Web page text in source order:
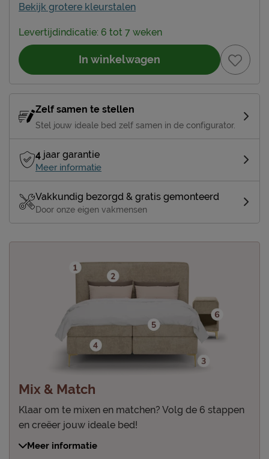
Bekijk grotere kleurstalen
Levertijdindicatie: 6 tot 7 weken
In winkelwagen
Zelf samen te stellen
Stel jouw ideale bed zelf samen in de configurator.
4 jaar garantie
Meer informatie
Vakkundig bezorgd & gratis gemonteerd
Door onze eigen vakmensen
Mix & Match
Klaar om te mixen en matchen? Volg de 6 stappen
en creëer jouw ideale bed!
Kies je hoofdbord
Meer informatie